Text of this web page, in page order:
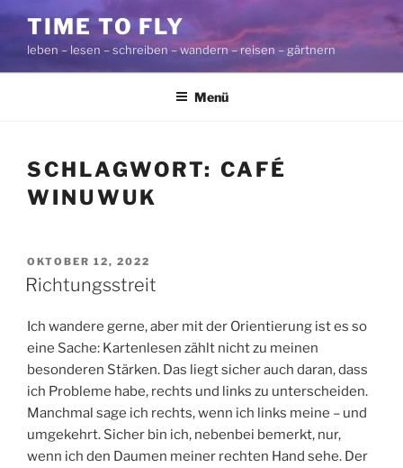
Zum
Inhalt
springen
TIME TO FLY
leben – lesen – schreiben – wandern – reisen – gärtnern
Menü
SCHLAGWORT: CAFÉ
WINUWUK
VERÖFFENTLICHT
AM
OKTOBER 12, 2022
Richtungsstreit
Ich wandere gerne, aber mit der Orientierung ist es so
eine Sache: Kartenlesen zählt nicht zu meinen
besonderen Stärken. Das liegt sicher auch daran, dass
ich Probleme habe, rechts und links zu unterscheiden.
Manchmal sage ich rechts, wenn ich links meine – und
umgekehrt. Sicher bin ich, nebenbei bemerkt, nur,
wenn ich den Daumen meiner rechten Hand sehe. Der